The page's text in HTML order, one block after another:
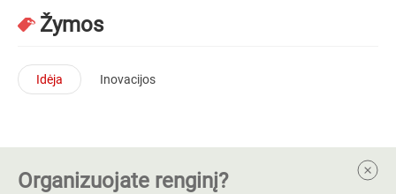
Žymos
Idėja Inovacijos
Organizuojate renginį?